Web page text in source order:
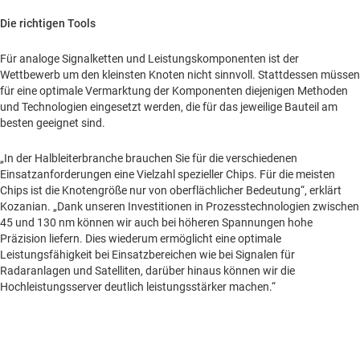
Die richtigen Tools
Für analoge Signalketten und Leistungskomponenten ist der
Wettbewerb um den kleinsten Knoten nicht sinnvoll. Stattdessen müssen
für eine optimale Vermarktung der Komponenten diejenigen Methoden
und Technologien eingesetzt werden, die für das jeweilige Bauteil am
besten geeignet sind.
„In der Halbleiterbranche brauchen Sie für die verschiedenen
Einsatzanforderungen eine Vielzahl spezieller Chips. Für die meisten
Chips ist die Knotengröße nur von oberflächlicher Bedeutung“, erklärt
Kozanian. „Dank unseren Investitionen in Prozesstechnologien zwischen
45 und 130 nm können wir auch bei höheren Spannungen hohe
Präzision liefern. Dies wiederum ermöglicht eine optimale
Leistungsfähigkeit bei Einsatzbereichen wie bei Signalen für
Radaranlagen und Satelliten, darüber hinaus können wir die
Hochleistungsserver deutlich leistungsstärker machen.“